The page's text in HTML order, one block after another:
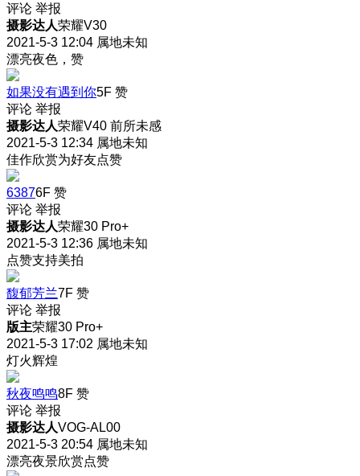
评论 举报
摄影达人荣耀V30
2021-5-3 12:04 属地未知
漂亮夜色，赞
如果没有遇到你5F 赞
评论 举报
摄影达人荣耀V40 前所未感
2021-5-3 12:34 属地未知
佳作欣赏为好友点赞
63876F 赞
评论 举报
摄影达人荣耀30 Pro+
2021-5-3 12:36 属地未知
点赞支持美拍
馥郁芳兰7F 赞
评论 举报
版主荣耀30 Pro+
2021-5-3 17:02 属地未知
灯火辉煌
秋夜鸣鸣8F 赞
评论 举报
摄影达人VOG-AL00
2021-5-3 20:54 属地未知
漂亮夜景欣赏点赞